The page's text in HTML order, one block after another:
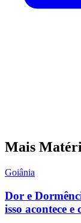
Mais
Goiânia
Dor e
isso acontece